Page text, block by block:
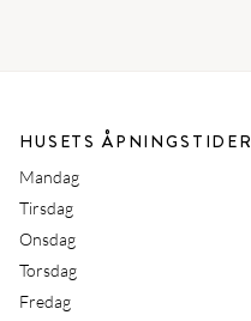
HUSETS ÅPNINGSTIDER
Mandag
Tirsdag
Onsdag
Torsdag
Fredag